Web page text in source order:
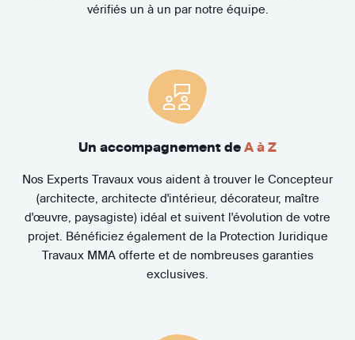
vérifiés un à un par notre équipe.
Un accompagnement de A à Z
Nos Experts Travaux vous aident à trouver le Concepteur
(architecte, architecte d'intérieur, décorateur, maître
d'œuvre, paysagiste) idéal et suivent l'évolution de votre
projet. Bénéficiez également de la Protection Juridique
Travaux MMA offerte et de nombreuses garanties
exclusives.